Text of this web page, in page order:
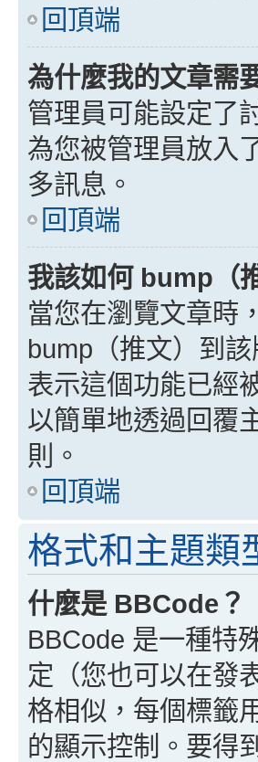
回頂端
為什麼我的文章需
管理員可能設定了
為您被管理員放入
多訊息。
回頂端
我該如何 bump（
當您在瀏覽文章時
bump（推文）到
表示這個功能已經
以簡單地透過回覆
則。
回頂端
格式和主題類
什麼是 BBCode？
BBCode 是一種特
定（您也可以在發
格相似，每個標籤
的顯示控制。要得